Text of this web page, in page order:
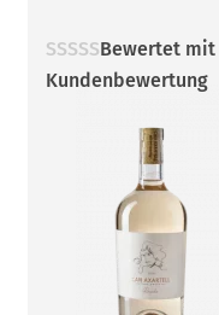
Bewertet mit
Kundenbewertung